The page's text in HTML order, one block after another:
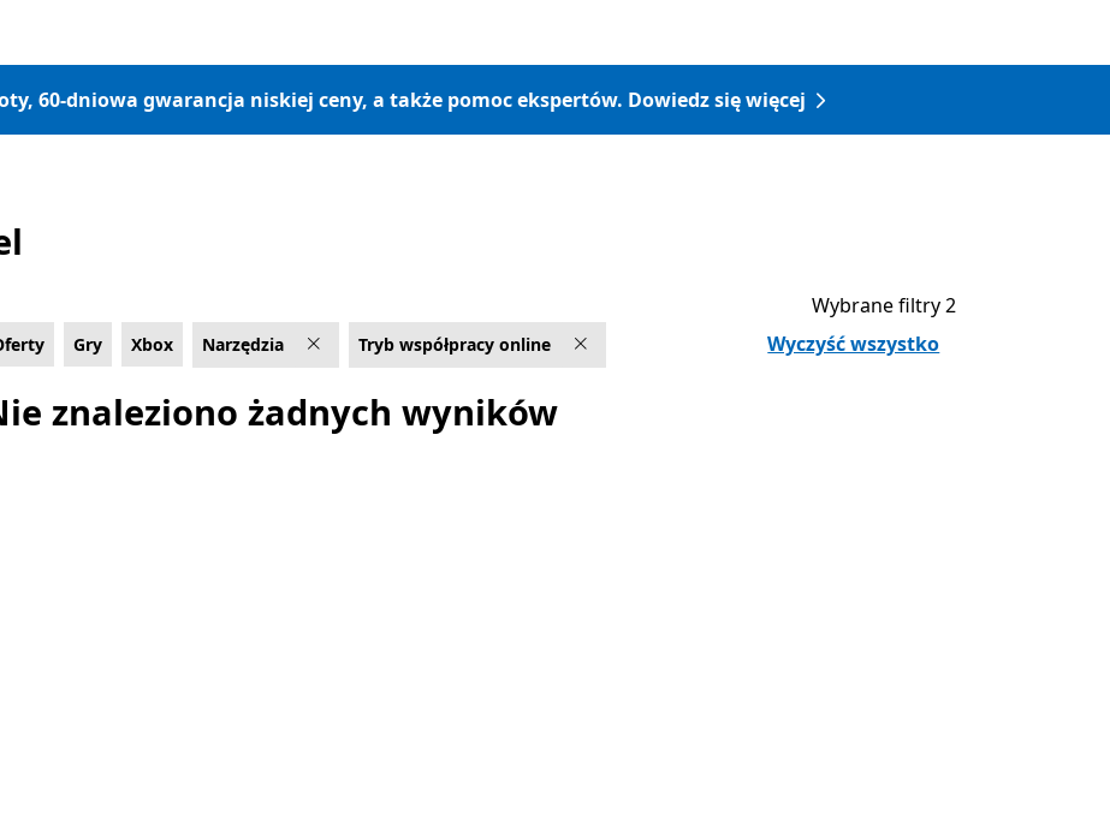
60-dniowa gwarancja niskiej ceny, a także pomoc ekspertów. Dowiedz się więcej
Gry Xbox Narzędzia Tryb współpracy online
Wybrane filtry 2
Wyczyść wszystko
znaleziono żadnych wyników